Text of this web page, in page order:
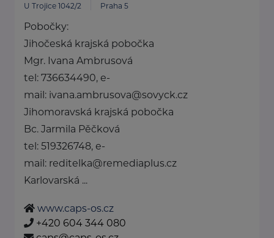
U Trojice 1042/2 Praha 5
Pobočky:
Jihočeská krajská pobočka
Mgr. Ivana Ambrusová
tel: 736634490, e-
mail: ivana.ambrusova@sovyck.cz
Jihomoravská krajská pobočka
Bc. Jarmila Pěčková
tel: 519326748, e-
mail: reditelka@remediaplus.cz
Karlovarská ...
www.caps-os.cz
+420 604 344 080